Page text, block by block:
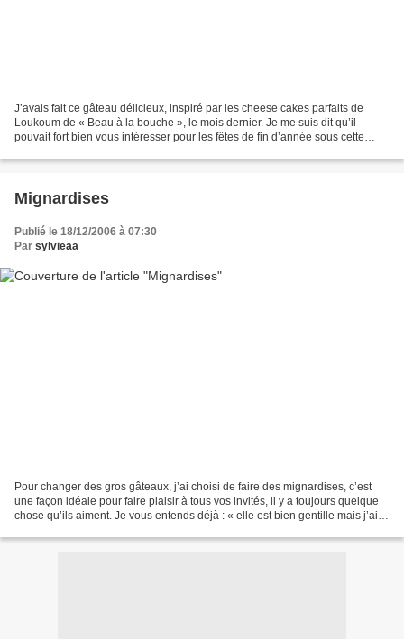
J’avais fait ce gâteau délicieux, inspiré par les cheese cakes parfaits de
Loukoum de « Beau à la bouche », le mois dernier. Je me suis dit qu’il
pouvait fort bien vous intéresser pour les fêtes de fin d’année sous cette
Mignardises
Publié le 18/12/2006 à 07:30
Par sylvieaa
Pour changer des gros gâteaux, j’ai choisi de faire des mignardises, c’est
une façon idéale pour faire plaisir à tous vos invités, il y a toujours quelque
chose qu’ils aiment. Je vous entends déjà : « elle est bien gentille mais j’ai